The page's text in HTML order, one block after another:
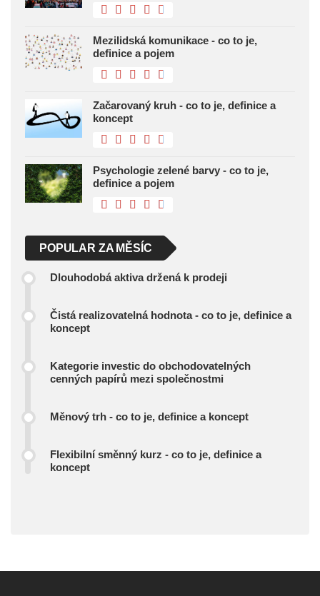
Mezilidská komunikace - co to je,
definice a pojem
Začarovaný kruh - co to je, definice a
koncept
Psychologie zelené barvy - co to je,
definice a pojem
POPULAR ZA MĚSÍC
Dlouhodobá aktiva držená k prodeji
Čistá realizovatelná hodnota - co to je, definice a
koncept
Kategorie investic do obchodovatelných
cenných papírů mezi společnostmi
Měnový trh - co to je, definice a koncept
Flexibilní směnný kurz - co to je, definice a
koncept